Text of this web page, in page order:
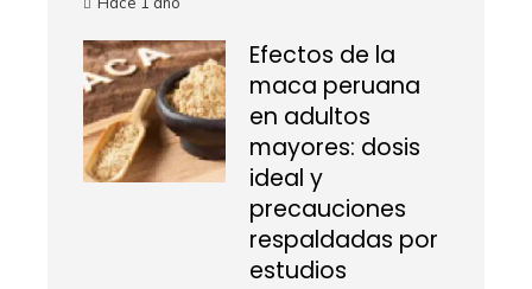
Efectos de la
maca peruana
en adultos
mayores: dosis
ideal y
precauciones
respaldadas por
estudios